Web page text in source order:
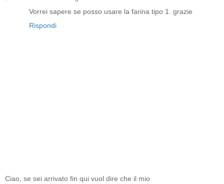
Vorrei sapere se posso usare la farina tipo 1. grazie
Rispondi
Ciao, se sei arrivato fin qui vuol dire che il mio